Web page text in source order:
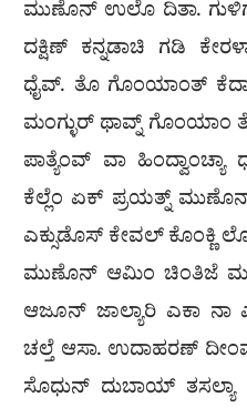
ಮುಣೊನ್ ಉಲೊ ದಿತಾ.
ದಕ್ಷಿಣ್ ಕನ್ನಡಾಚಿ ಗಡಿ
ಧೈವ್. ತೊ ಗೊಂಯಾಂತ್
ಮಂಗ್ಳುರ್ ಥಾವ್ನ್ ಗೊಂಯಾಂ
ಪಾತ್ಯೆಂವ್ ವಾ
ಕೆಲ್ಲೆಂ ಏಕ್ ಪ್ರಯತ್ನ್
ಎಕ್ಸುಡೊಸ್ ಕೇವಲ್ ಕೊಂಕ್ಣಿ
ಮುಣೊನ್ ಆಮಿಂ ಚಿಂತಿಜೆ
ಆಜೂನ್ ಜಾಲ್ಯಾರಿ ಎಕಾ ನಾ
ಚಲ್ತೆ ಆಸಾ. ಉದಾಹರಣ್
ಸೊಧುನ್ ದುಬಾಯ್ ತಸಲ್ಯಾ